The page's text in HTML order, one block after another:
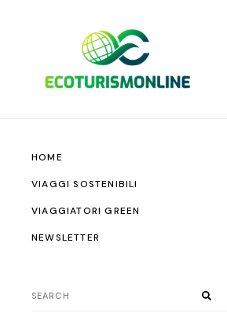
HOME
VIAGGI SOSTENIBILI
VIAGGIATORI GREEN
NEWSLETTER